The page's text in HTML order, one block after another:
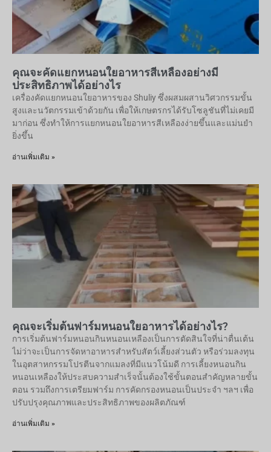
คุณจะคัดแยกหนอนใยอาหารสีเหลืองอย่างมี
ประสิทธิภาพได้อย่างไร
เครื่องคัดแยกหนอนใยอาหารของ Shuliy ซึ่งผสมผสานวิศวกรรมขั้น
สูงและนวัตกรรมเข้าด้วยกัน เพื่อให้เกษตรกรได้รับโซลูชันที่ไม่เคยมี
มาก่อน ซึ่งทำให้การแยกหนอนใยอาหารสีเหลืองง่ายขึ้นและแม่นยำ
ยิ่งขึ้น
อ่านเพิ่มเติม »
คุณจะเริ่มต้นฟาร์มหนอนใยอาหารได้อย่างไร?
การเริ่มต้นฟาร์มหนอนกินหนอนเหลืองเป็นการตัดสินใจที่น่าตื่นเต้น
ไม่ว่าจะเป็นการจัดหาอาหารสำหรับสัตว์เลี้ยงส่วนตัว หรือร่วมลงทุน
ในอุตสาหกรรมโปรตีนจากแมลงที่มีแนวโน้มดี การเลี้ยงหนอนกิน
หนอนเหลืองให้ประสบความสำเร็จนั้นต้องใช้ขั้นตอนสำคัญหลายขั้น
ตอน รวมถึงการเตรียมฟาร์ม การคัดกรองหนอนเป็นประจำ ฯลฯ เพื่อ
ปรับปรุงคุณภาพและประสิทธิภาพของผลิตภัณฑ์
อ่านเพิ่มเติม »